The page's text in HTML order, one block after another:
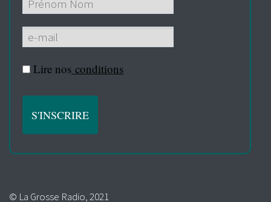
Lire nos conditions
© La Grosse Radio, 2021